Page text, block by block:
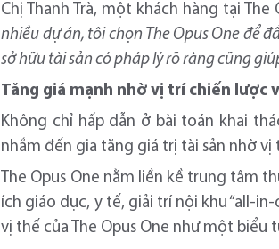
Chị Thanh Trà, một khách hàng tại The
nhiều dự án, tôi chọn The Opus One để
sở hữu tài sản có pháp lý rõ ràng cũng
Tăng giá mạnh nhờ vị trí chiến lược
Không chỉ hấp dẫn ở bài toán khai
nhắm đến gia tăng giá trị tài sản nhờ
The Opus One nằm liền kề trung tâm
ích giáo dục, y tế, giải trí nội khu “all-
vị thế của The Opus One như một